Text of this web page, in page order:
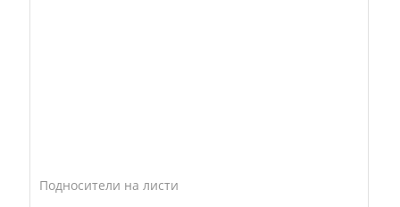
Подносители на листи